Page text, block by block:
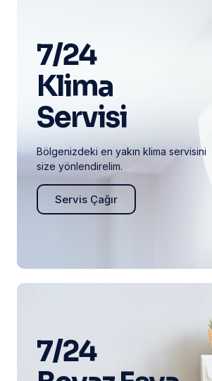
7/24
Klima
Servisi
Bölgenizdeki en yakın klima servisini
size yönlendirelim.
Servis Çağır
7/24